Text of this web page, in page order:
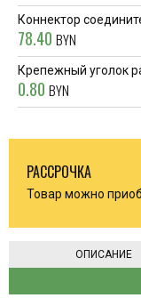
Коннектор
78.40 BYN
Крепежный уголок
0.80 BYN
РАССРОЧКА
Товар можно
ОПИСАНИЕ